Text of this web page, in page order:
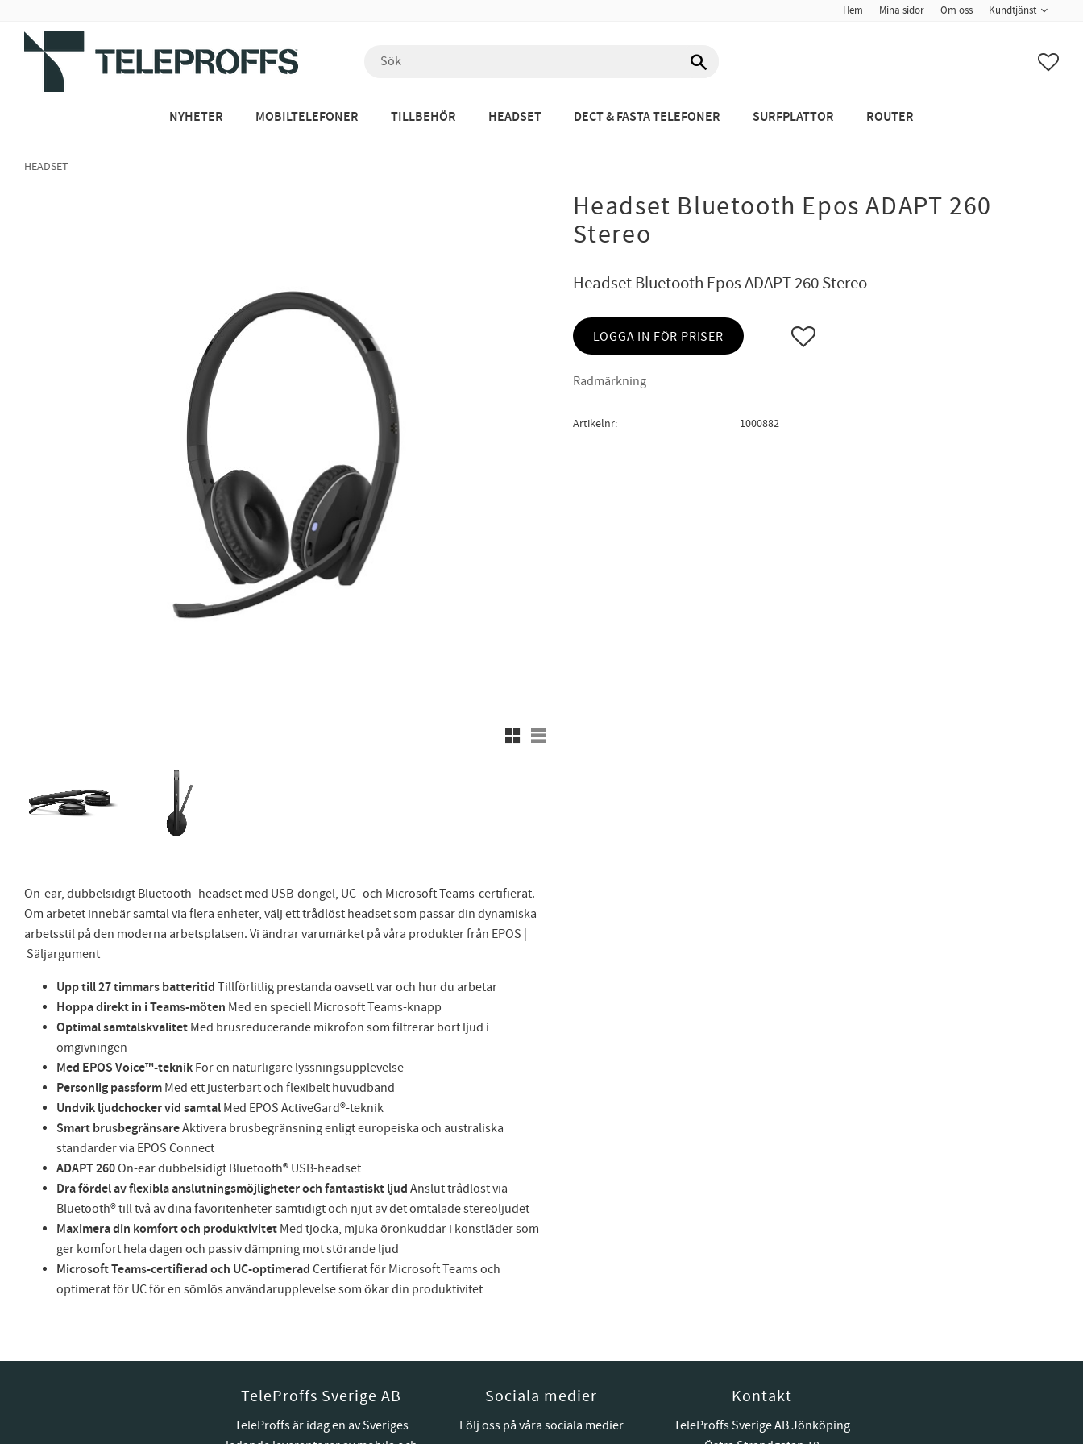
Hem Mina sidor Om oss Kundtjänst
NYHETER MOBILTELEFONER TILLBEHÖR HEADSET DECT & FASTA TELEFONER SURFPLATTOR ROUTER
HEADSET
Headset Bluetooth Epos ADAPT 260
Stereo
Headset Bluetooth Epos ADAPT 260 Stereo
Rutnätsvy
Listvy
LOGGA IN FÖR PRISER Lägg till i favoriter
Artikelnr 1000882
On-ear, dubbelsidigt Bluetooth -headset med USB-dongel, UC- och Microsoft Teams-certifierat.
Om arbetet innebär samtal via flera enheter, välj ett trådlöst headset som passar din dynamiska
arbetsstil på den moderna arbetsplatsen. Vi ändrar varumärket på våra produkter från EPOS |
Säljargument
Upp till 27 timmars batteritid Tillförlitlig prestanda oavsett var och hur du arbetar
Hoppa direkt in i Teams-möten Med en speciell Microsoft Teams-knapp
Optimal samtalskvalitet Med brusreducerande mikrofon som filtrerar bort ljud i
omgivningen
Med EPOS Voice™-teknik För en naturligare lyssningsupplevelse
Personlig passform Med ett justerbart och flexibelt huvudband
Undvik ljudchocker vid samtal Med EPOS ActiveGard®-teknik
Smart brusbegränsareAktivera brusbegränsning enligt europeiska och australiska
standarder via EPOS Connect
ADAPT 260On-ear dubbelsidigt Bluetooth® USB-headset
Dra fördel av flexibla anslutningsmöjligheter och fantastiskt ljud Anslut trådlöst via
Bluetooth® till två av dina favoritenheter samtidigt och njut av det omtalade stereoljudet
Maximera din komfort och produktivitet Med tjocka, mjuka öronkuddar i konstläder som
ger komfort hela dagen och passiv dämpning mot störande ljud
Microsoft Teams-certifierad och UC-optimerad Certifierat för Microsoft Teams och
optimerat för UC för en sömlös användarupplevelse som ökar din produktivitet
TeleProffs Sverige AB
TeleProffs är idag en av Sveriges
Sociala medier
Följ oss på våra sociala medier
Kontakt
TeleProffs Sverige AB Jönköping